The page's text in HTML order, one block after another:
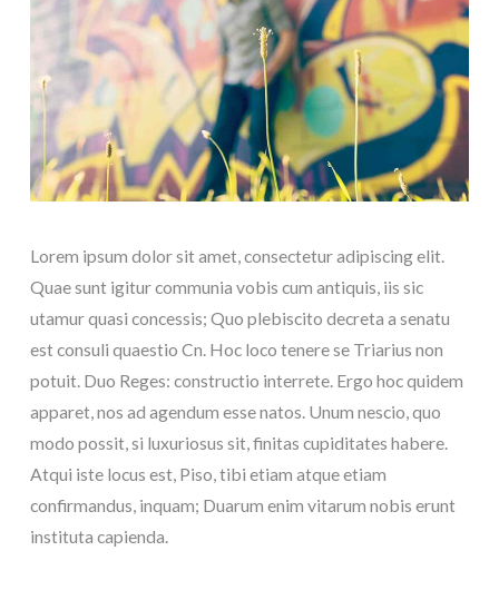
Lorem ipsum dolor sit amet, consectetur adipiscing elit.
Quae sunt igitur communia vobis cum antiquis, iis sic
utamur quasi concessis; Quo plebiscito decreta a senatu
est consuli quaestio Cn. Hoc loco tenere se Triarius non
potuit. Duo Reges: constructio interrete. Ergo hoc quidem
apparet, nos ad agendum esse natos. Unum nescio, quo
modo possit, si luxuriosus sit, finitas cupiditates habere.
Atqui iste locus est, Piso, tibi etiam atque etiam
confirmandus, inquam; Duarum enim vitarum nobis erunt
instituta capienda.